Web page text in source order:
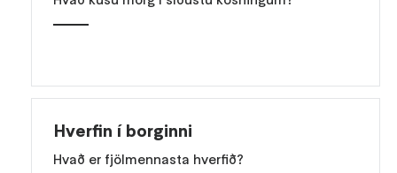
Hverfin í borginni
Hvað er fjölmennasta hverfið?